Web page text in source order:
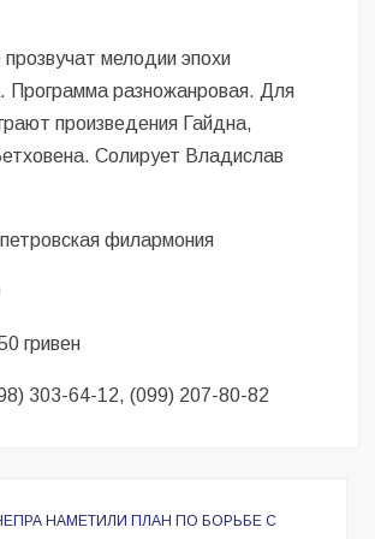
валити Сирського
та взуття: розвиток ринку та вплив на
закликав не дестабілізувати ситуацію
армії
мелодии эпохи
Программа разножанровая. Для
произведения Гайдна,
Солирует Владислав
филармония
гривен
303-64-12, (099) 207-80-82
НАМЕТИЛИ ПЛАН ПО БОРЬБЕ С